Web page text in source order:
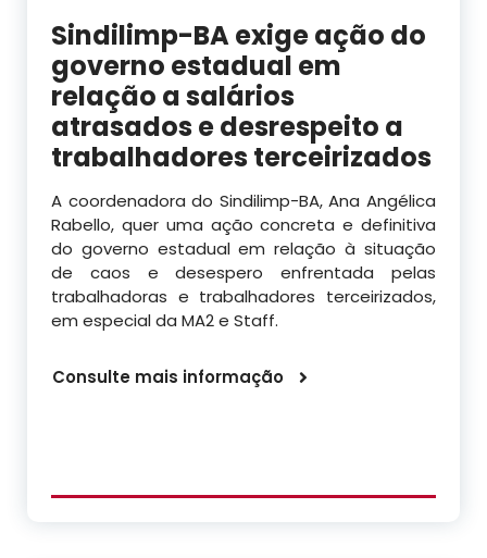
Sindilimp-BA exige ação do
governo estadual em
relação a salários
atrasados e desrespeito a
trabalhadores terceirizados
A coordenadora do Sindilimp-BA, Ana Angélica
Rabello, quer uma ação concreta e definitiva
do governo estadual em relação à situação
de caos e desespero enfrentada pelas
trabalhadoras e trabalhadores terceirizados,
em especial da MA2 e Staff.
Consulte mais informação